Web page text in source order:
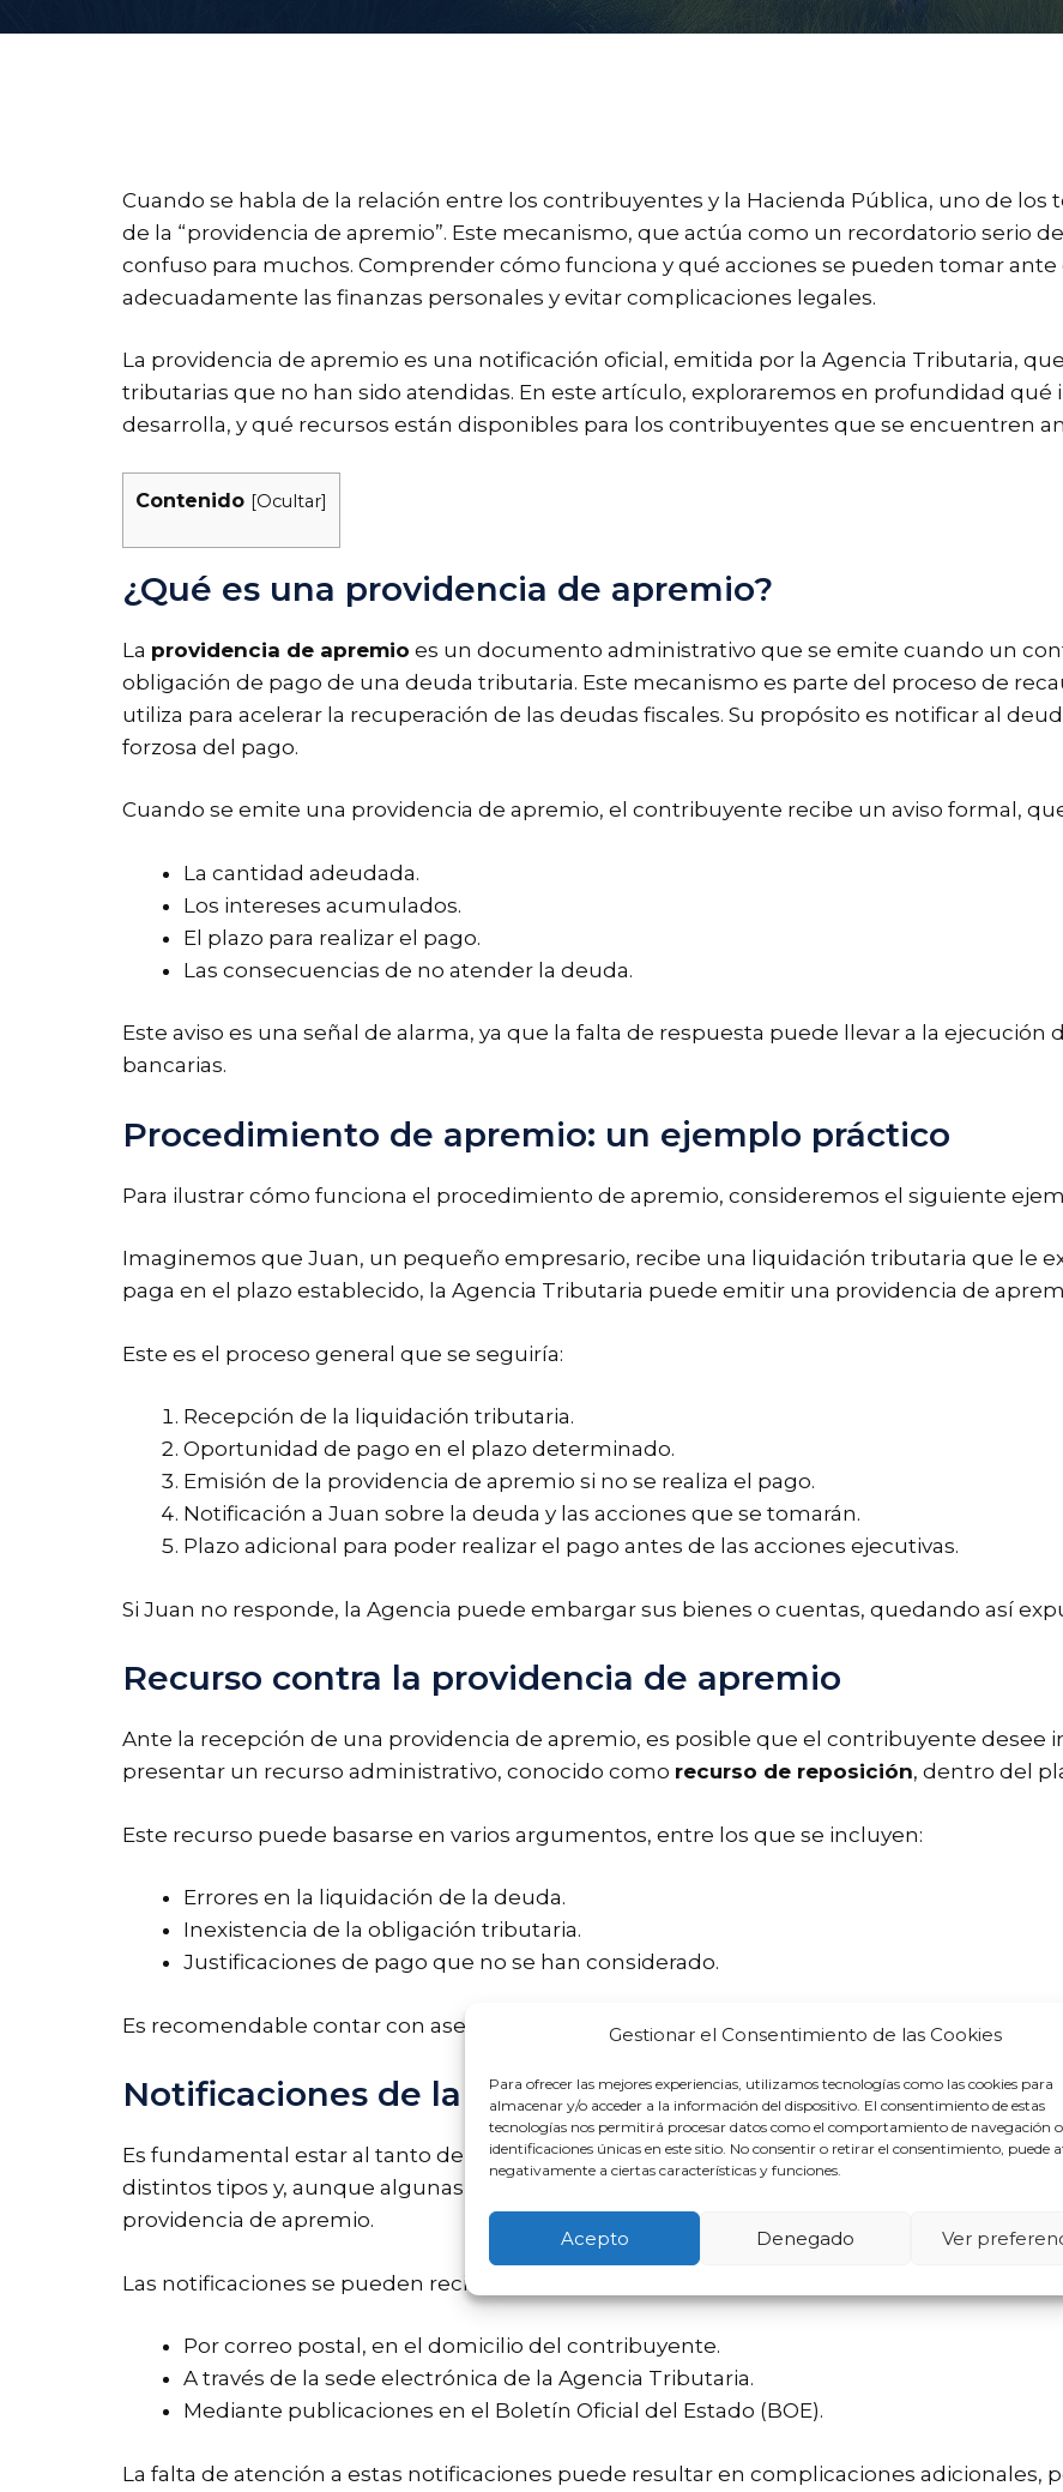
Gestionar el Consentimiento de las Cookies
Para ofrecer las mejores experiencias, utilizamos tecnologías como las cookies para
almacenar y/o acceder a la información del dispositivo. El consentimiento de estas
tecnologías nos permitirá procesar datos como el comportamiento de navegación
identificaciones únicas en este sitio. No consentir o retirar el consentimiento, puede
negativamente a ciertas características y funciones.
Acepto Denegado Ver
Cuando se habla de la relación entre los contribuyentes y la Hacienda Pública, uno de
de la “providencia de apremio”. Este mecanismo, que actúa como un recordatorio serio
confuso para muchos. Comprender cómo funciona y qué acciones se pueden tomar ante
adecuadamente las finanzas personales y evitar complicaciones legales.
La providencia de apremio es una notificación oficial, emitida por la Agencia Tributaria,
tributarias que no han sido atendidas. En este artículo, exploraremos en profundidad
desarrolla, y qué recursos están disponibles para los contribuyentes que se encuentren
Contenido [Ocultar]
¿Qué es una providencia de apremio?
La providencia de apremio es un documento administrativo que se emite cuando un
obligación de pago de una deuda tributaria. Este mecanismo es parte del proceso de
utiliza para acelerar la recuperación de las deudas fiscales. Su propósito es notificar al
forzosa del pago.
Cuando se emite una providencia de apremio, el contribuyente recibe un aviso formal,
La cantidad adeudada.
Los intereses acumulados.
El plazo para realizar el pago.
Las consecuencias de no atender la deuda.
Este aviso es una señal de alarma, ya que la falta de respuesta puede llevar a la
bancarias.
Procedimiento de apremio: un ejemplo práctico
Para ilustrar cómo funciona el procedimiento de apremio, consideremos el siguiente
Imaginemos que Juan, un pequeño empresario, recibe una liquidación tributaria que le
paga en el plazo establecido, la Agencia Tributaria puede emitir una providencia de
Este es el proceso general que se seguiría:
Recepción de la liquidación tributaria.
Oportunidad de pago en el plazo determinado.
Emisión de la providencia de apremio si no se realiza el pago.
Notificación a Juan sobre la deuda y las acciones que se tomarán.
Plazo adicional para poder realizar el pago antes de las acciones ejecutivas.
Si Juan no responde, la Agencia puede embargar sus bienes o cuentas, quedando así
Recurso contra la providencia de apremio
Ante la recepción de una providencia de apremio, es posible que el contribuyente desee
presentar un recurso administrativo, conocido como recurso de reposición, dentro del
Este recurso puede basarse en varios argumentos, entre los que se incluyen:
Errores en la liquidación de la deuda.
Inexistencia de la obligación tributaria.
Justificaciones de pago que no se han considerado.
Es recomendable contar con asesoría legal para maximizar las posibilidades de éxito en
Notificaciones de la Agencia Tributaria
Es fundamental estar al tanto de cualquier notificación enviada por la Agencia Tributaria.
distintos tipos y, aunque algunas son informativas, otras pueden tener consecuencias
providencia de apremio.
Las notificaciones se pueden recibir de diversas maneras:
Por correo postal, en el domicilio del contribuyente.
A través de la sede electrónica de la Agencia Tributaria.
Mediante publicaciones en el Boletín Oficial del Estado (BOE).
La falta de atención a estas notificaciones puede resultar en complicaciones adicionales,